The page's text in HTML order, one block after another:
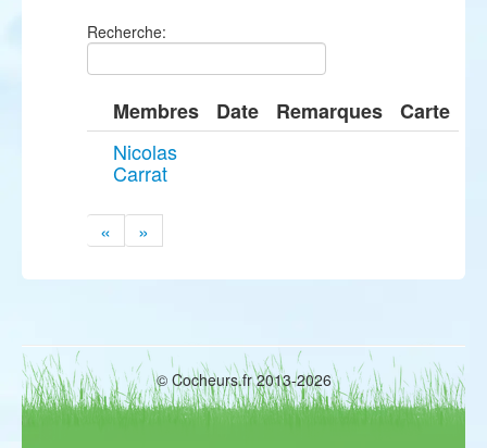
Recherche:
Membres Date Remarques
Carte
Nicolas
Carrat
« »
© Cocheurs.fr 2013-2026